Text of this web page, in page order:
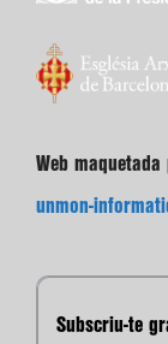
Web maquetada
unmon-
Subscriu-te